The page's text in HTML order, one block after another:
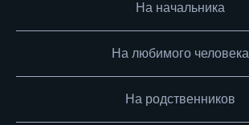
На начальника
На любимого человека
На родственников